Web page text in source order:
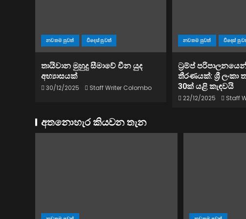
නවතම පුවත් විදෙස් පුවත්
තායිවාන මුහුදු සීමාවේ චීන යුද
අභ්‍යාසයක්
30/12/2025 Staff Writer Colombo
නවතම පුවත් විදෙස්
ට්‍රම්ප්
තීරණයක්: ශ්‍රී ලංකා
30ක් යළි කැඳවයි
22/12/2025 Staff
අතනොහැර කියවන තැන